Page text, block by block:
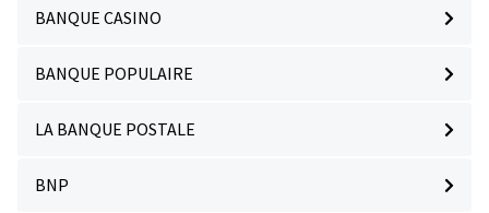
BANQUE CASINO
BANQUE POPULAIRE
LA BANQUE POSTALE
BNP